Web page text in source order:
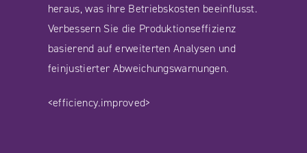
heraus, was ihre Betriebskosten beeinflusst.
Verbessern Sie die Produktionseffizienz
basierend auf erweiterten Analysen und
feinjustierter Abweichungswarnungen.
<efficiency.improved>